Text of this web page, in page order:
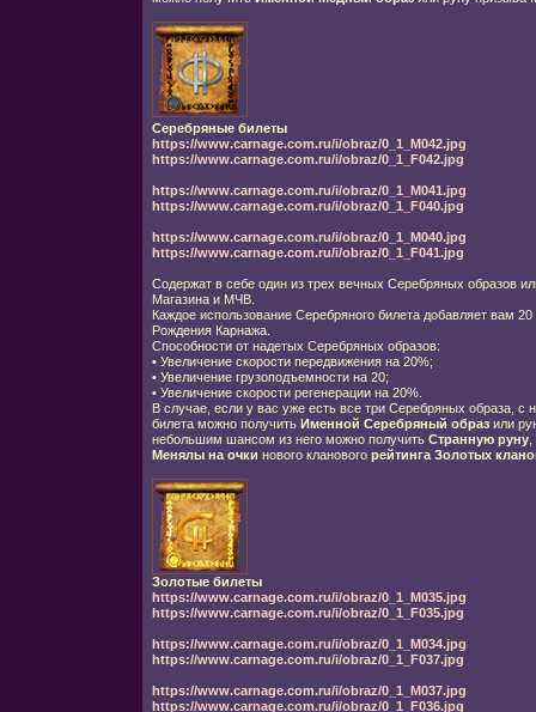
Серебряные билеты
https://www.carnage.com.ru/i/obraz/0_1_M042.jpg
https://www.carnage.com.ru/i/obraz/0_1_F042.jpg
https://www.carnage.com.ru/i/obraz/0_1_M041.jpg
https://www.carnage.com.ru/i/obraz/0_1_F040.jpg
https://www.carnage.com.ru/i/obraz/0_1_M040.jpg
https://www.carnage.com.ru/i/obraz/0_1_F041.jpg
Содержат в себе один из трех вечных Серебряных образов
Магазина и МЧВ.
Каждое использование Серебряного билета добавляет вам
Рождения Карнажа.
Способности от надетых Серебряных образов:
• Увеличение скорости передвижения на 20%;
• Увеличение грузоподъемности на 20;
• Увеличение скорости регенерации на 20%.
В случае, если у вас уже есть все три Серебряных образа, с
билета можно получить Именной Серебряный образили
небольшим шансом из него можно получить Странную руну,
Менялы на очки нового кланового рейтинга Золотых
Золотые билеты
https://www.carnage.com.ru/i/obraz/0_1_M035.jpg
https://www.carnage.com.ru/i/obraz/0_1_F035.jpg
https://www.carnage.com.ru/i/obraz/0_1_M034.jpg
https://www.carnage.com.ru/i/obraz/0_1_F037.jpg
https://www.carnage.com.ru/i/obraz/0_1_M037.jpg
https://www.carnage.com.ru/i/obraz/0_1_F036.jpg